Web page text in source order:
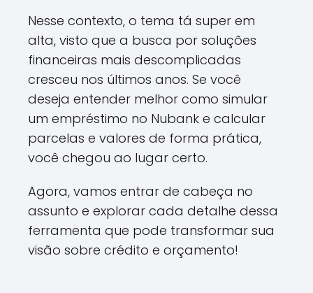
Nesse contexto, o tema tá super em
alta, visto que a busca por soluções
financeiras mais descomplicadas
cresceu nos últimos anos. Se você
deseja entender melhor como simular
um empréstimo no Nubank e calcular
parcelas e valores de forma prática,
você chegou ao lugar certo.
Agora, vamos entrar de cabeça no
assunto e explorar cada detalhe dessa
ferramenta que pode transformar sua
visão sobre crédito e orçamento!